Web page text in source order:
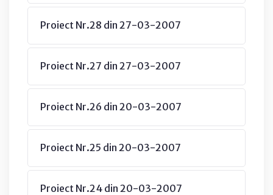
Proiect Nr.28 din 27-03-2007
Proiect Nr.27 din 27-03-2007
Proiect Nr.26 din 20-03-2007
Proiect Nr.25 din 20-03-2007
Proiect Nr.24 din 20-03-2007